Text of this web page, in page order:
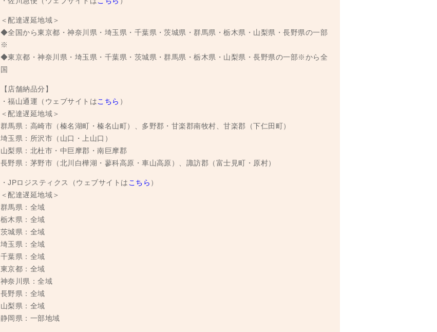
＜配達遅延地域＞
◆全国から東京都・神奈川県・埼玉県・千葉県・茨城県・群馬県・栃木県・山梨県・長野県の一部
※
◆東京都・神奈川県・埼玉県・千葉県・茨城県・群馬県・栃木県・山梨県・長野県の一部※から全
国
【店舗納品分】
・福山通運（ウェブサイトはこちら ）
＜配達遅延地域＞
群馬県：高崎市（榛名湖町・榛名山町）、多野郡・甘楽郡南牧村、甘楽郡（下仁田町）
埼玉県：所沢市（山口・上山口）
山梨県：北杜市・中巨摩郡・南巨摩郡
長野県：茅野市（北川白樺湖・蓼科高原・車山高原）、諏訪郡（富士見町・原村）
・JPロジスティクス（ウェブサイトは こちら ）
＜配達遅延地域＞
群馬県：全域
栃木県：全域
茨城県：全域
埼玉県：全域
千葉県：全域
東京都：全域
神奈川県：全域
長野県：全域
山梨県：全域
静岡県：一部地域